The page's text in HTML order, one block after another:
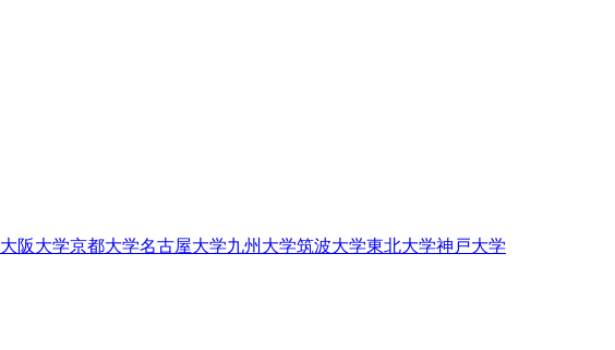
大阪大学京都大学名古屋大学九州大学筑波大学東北大学神戸大学